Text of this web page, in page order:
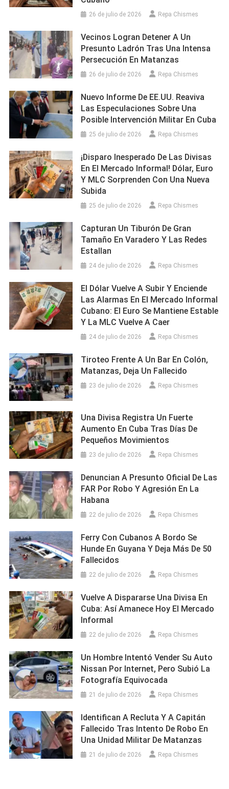
26 de julio de 2026 Repa Chismes
Vecinos Logran Detener A Un
Presunto Ladrón Tras Una Intensa
Persecución En Matanzas
26 de julio de 2026 Repa Chismes
Nuevo Informe De EE.UU. Reaviva
Las Especulaciones Sobre Una
Posible Intervención Militar En Cuba
25 de julio de 2026 Repa Chismes
¡Disparo Inesperado De Las Divisas
En El Mercado Informal! Dólar, Euro
Y MLC Sorprenden Con Una Nueva
Subida
25 de julio de 2026 Repa Chismes
Capturan Un Tiburón De Gran
Tamaño En Varadero Y Las Redes
Estallan
24 de julio de 2026 Repa Chismes
El Dólar Vuelve A Subir Y Enciende
Las Alarmas En El Mercado Informal
Cubano: El Euro Se Mantiene Estable
Y La MLC Vuelve A Caer
24 de julio de 2026 Repa Chismes
Tiroteo Frente A Un Bar En Colón,
Matanzas, Deja Un Fallecido
23 de julio de 2026 Repa Chismes
Una Divisa Registra Un Fuerte
Aumento En Cuba Tras Días De
Pequeños Movimientos
23 de julio de 2026 Repa Chismes
Denuncian A Presunto Oficial De Las
FAR Por Robo Y Agresión En La
Habana
22 de julio de 2026 Repa Chismes
Ferry Con Cubanos A Bordo Se
Hunde En Guyana Y Deja Más De 50
Fallecidos
22 de julio de 2026 Repa Chismes
Vuelve A Dispararse Una Divisa En
Cuba: Así Amanece Hoy El Mercado
Informal
22 de julio de 2026 Repa Chismes
Un Hombre Intentó Vender Su Auto
Nissan Por Internet, Pero Subió La
Fotografía Equivocada
21 de julio de 2026 Repa Chismes
Identifican A Recluta Y A Capitán
Fallecido Tras Intento De Robo En
Una Unidad Militar De Matanzas
21 de julio de 2026 Repa Chismes